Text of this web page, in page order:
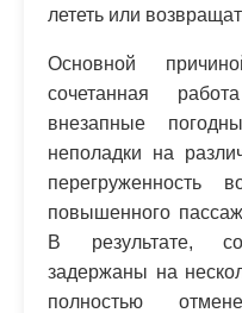
лететь или
Основной
сочетанная
внезапные
неполадки на
перегруженность
повышенного
В результате,
задержаны на
полностью